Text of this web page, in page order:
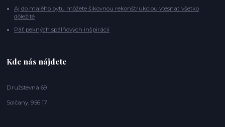
Aj do malého bytu môžete šikovnou rekonštrukciou vtesnať všetko
dôležité
Päť pekných spálňových inšpirácií
Kde nás nájdete
Družstevná 69
Solčany, 956 17